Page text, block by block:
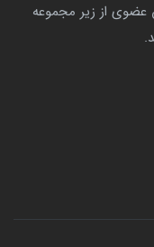
از زیر مجموعه